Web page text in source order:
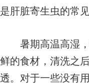
是肝脏寄生虫的常
暑期高温高湿，
鲜的食材，清洗之
透。对于一些没有